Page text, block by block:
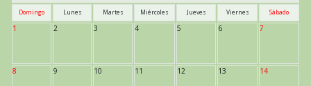
Domingo Lunes Martes Miércoles Jueves Viernes Sábado
1 2 3 4 5 6 7
8 9 10 11 12 13 14